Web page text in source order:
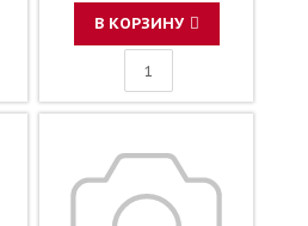
В КОРЗИНУ